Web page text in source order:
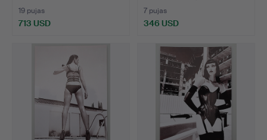
19 pujas
713 USD
7 pujas
346 USD